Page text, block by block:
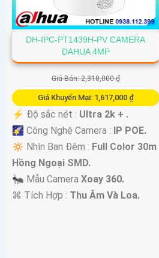
DH-IPC-PT1439H-PV CAMERA
DAHUA 4MP
Giá Bán: 2,310,000 ₫
Giá Khuyến Mại: 1,617,000 ₫
️⚡ Độ sắc nét : Ultra 2k + .
🌠 Công Nghệ Camera : IP POE.
🔅 Nhìn Ban Đêm : Full Color 30m
Hồng Ngoại SMD.
🐜 Mẫu Camera Xoay 360.
️⌘ Tích Hợp : Thu Âm Và Loa.